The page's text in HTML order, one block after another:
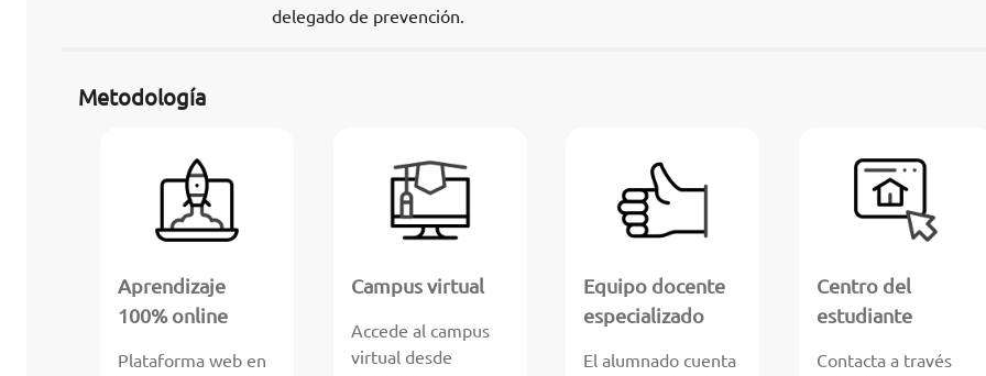
delegado de prevención.
Metodología
Aprendizaje
100% online
Plataforma web en
Campus virtual
Accede al campus
virtual desde
Equipo docente
especializado
El alumnado cuenta
Centro del
estudiante
Contacta a través